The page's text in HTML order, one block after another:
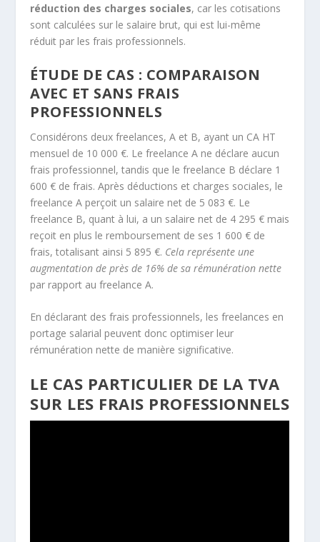
réduction des charges sociales, car les cotisations
sont calculées sur le salaire brut, qui est lui-même
réduit par les frais professionnels.
ÉTUDE DE CAS : COMPARAISON
AVEC ET SANS FRAIS
PROFESSIONNELS
Considérons deux freelances, A et B, ayant un CA HT
mensuel de 10 000 €. Le freelance A ne déclare aucun
frais professionnel, tandis que le freelance B déclare 1
600 € de frais. Après déductions et charges sociales, le
freelance A perçoit un salaire net de 5 083 €. Le
freelance B, quant à lui, a un salaire net de 4 295 € mais
reçoit en plus le remboursement de ses 1 600 € de
frais, totalisant ainsi 5 895 €. Cela représente une
augmentation de près de 16% de sa rémunération nette
par rapport au freelance A.
En déclarant des frais professionnels, les freelances en
portage salarial peuvent donc optimiser leur
rémunération nette de manière significative.
LE CAS PARTICULIER DE LA TVA
SUR LES FRAIS PROFESSIONNELS